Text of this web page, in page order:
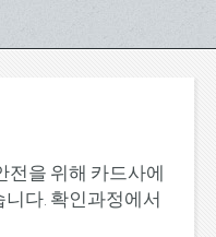
전을 위해 카드사에
다. 확인과정에서